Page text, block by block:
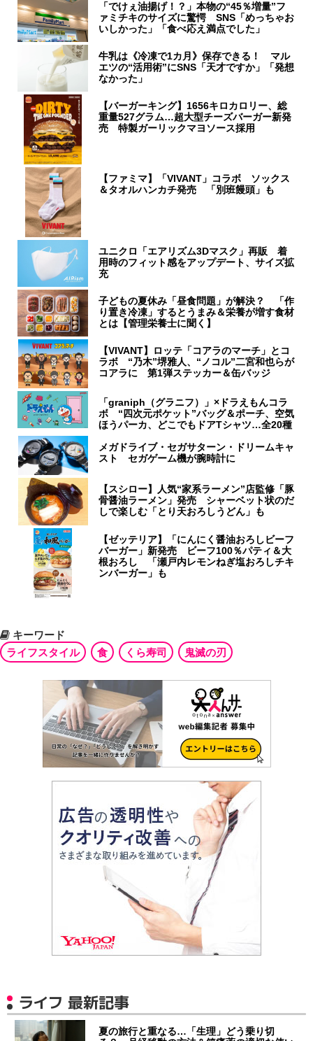
「でけぇ油揚げ！？」本物の“45％増量”フ
ァミチキのサイズに驚愕 SNS「めっちゃお
いしかった」「食べ応え満点でした」
牛乳は《冷凍で1カ月》保存できる！ マル
エツの“活用術”にSNS「天才ですか」「発想
なかった」
【バーガーキング】1656キロカロリー、総
重量527グラム…超大型チーズバーガー新発
売 特製ガーリックマヨソース採用
【ファミマ】「VIVANT」コラボ ソックス
＆タオルハンカチ発売 「別班饅頭」も
ユニクロ「エアリズム3Dマスク」再販 着
用時のフィット感をアップデート、サイズ拡
充
子どもの夏休み「昼食問題」が解決？ 「作
り置き冷凍」するとうまみ＆栄養が増す食材
とは【管理栄養士に聞く】
【VIVANT】ロッテ「コアラのマーチ」とコ
ラボ “乃木”堺雅人、“ノコル”二宮和也らが
コアラに 第1弾ステッカー＆缶バッジ
「graniph（グラニフ）」×ドラえもんコラ
ボ “四次元ポケット”バッグ＆ポーチ、空気
ほうパーカ、どこでもドアTシャツ…全20種
メガドライブ・セガサターン・ドリームキャ
スト セガゲーム機が腕時計に
【スシロー】人気“家系ラーメン”店監修「豚
骨醤油ラーメン」発売 シャーベット状のだ
しで楽しむ「とり天おろしうどん」も
【ゼッテリア】「にんにく醤油おろしビーフ
バーガー」新発売 ビーフ100％パティ＆大
根おろし 「瀬戸内レモンねぎ塩おろしチキ
ンバーガー」も
キーワード
ライフスタイル
食 くら寿司 鬼滅の刃
ライフ 最新記事
夏の旅行と重なる…「生理」どう乗り切